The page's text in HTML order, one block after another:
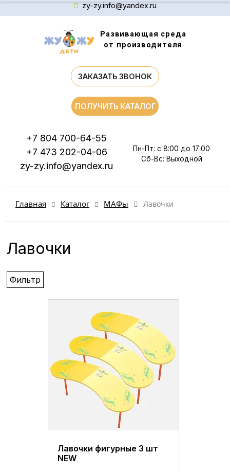
zy-zy.info@yandex.ru
Развивающая среда
от производителя
ЗАКАЗАТЬ ЗВОНОК
+7 804 700-64-55
+7 473 202-04-06
zy-zy.info@yandex.ru
Пн-Пт: с 8:00 до 17:00
Сб-Вс: Выходной
ПОЛУЧИТЬ КАТАЛОГ
Главная Каталог МАФы Лавочки
Лавочки
Фильтр
Лавочки фигурные 3 шт
NEW